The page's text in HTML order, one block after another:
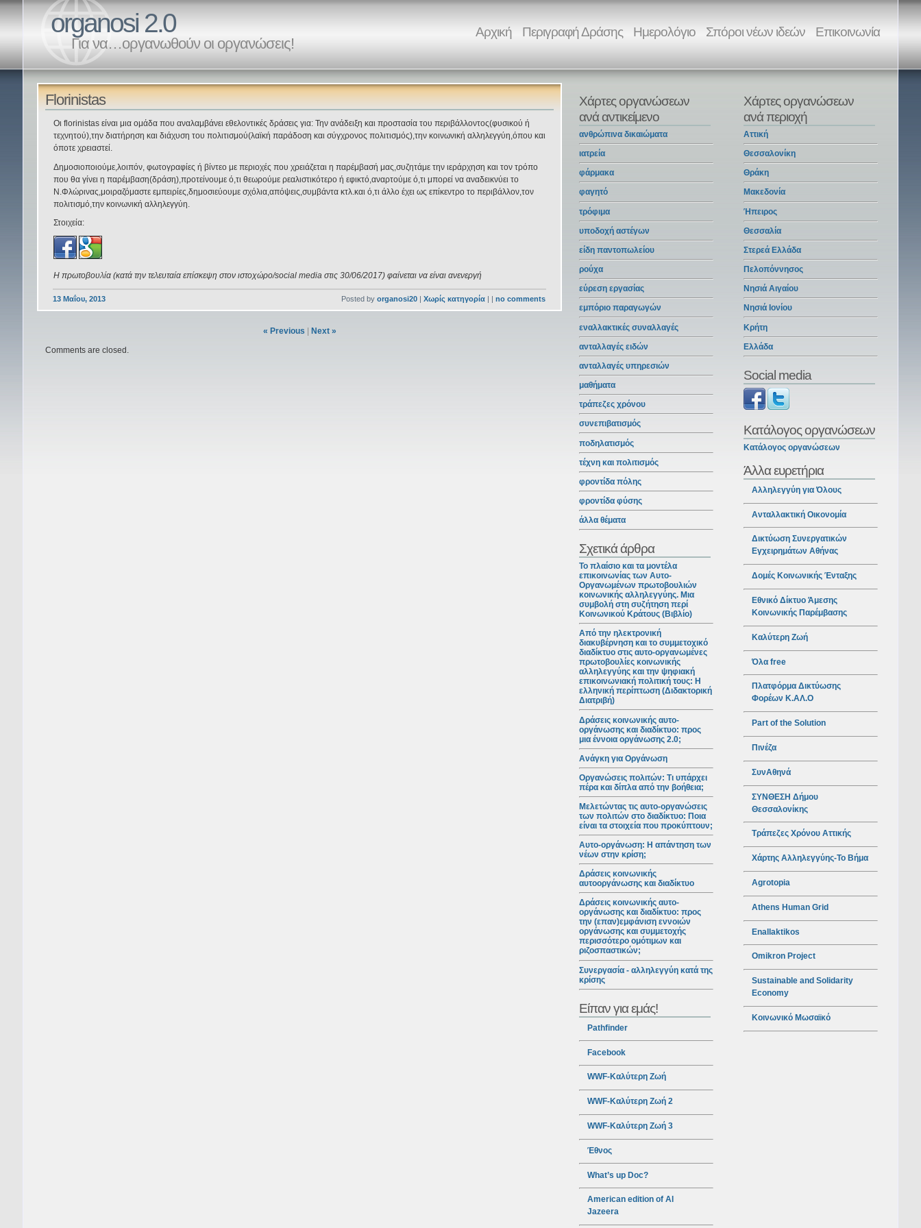
organosi 2.0
Για να…οργανωθούν οι οργανώσεις!
Αρχική Περιγραφή Δράσης Ημερολόγιο Σπόροι νέων ιδεών Επικοινωνία
Florinistas
Οι florinistas είναι μια ομάδα που αναλαμβάνει εθελοντικές δράσεις για: Την ανάδειξη και προστασία του περιβάλλοντος(φυσικού ή
τεχνητού),την διατήρηση και διάχυση του πολιτισμού(λαϊκή παράδοση και σύγχρονος πολιτισμός),την κοινωνική αλληλεγγύη,όπου και
όποτε χρειαστεί.
Δημοσιοποιούμε,λοιπόν, φωτογραφίες ή βίντεο με περιοχές που χρειάζεται η παρέμβασή μας,συζητάμε την ιεράρχηση και τον τρόπο
που θα γίνει η παρέμβαση(δράση),προτείνουμε ό,τι θεωρούμε ρεαλιστικότερο ή εφικτό,αναρτούμε ό,τι μπορεί να αναδεικνύει το
Ν.Φλώρινας,μοιραζόμαστε εμπειρίες,δημοσιεύουμε σχόλια,απόψεις,συμβάντα κτλ.και ό,τι άλλο έχει ως επίκεντρο το περιβάλλον,τον
πολιτισμό,την κοινωνική αλληλεγγύη.
Στοιχεία:
Η πρωτοβουλία (κατά την τελευταία επίσκεψη στον ιστοχώρο/social media στις 30/06/2017) φαίνεται να είναι ανενεργή
13 Μαΐου, 2013 Posted byorganosi20 |Χωρίς κατηγορία | |no comments
« Previous
Next »
Comments are closed.
Χάρτες οργανώσεων
ανά αντικείμενο
ανθρώπινα δικαιώματα
ιατρεία
φάρμακα
φαγητό
τρόφιμα
υποδοχή αστέγων
είδη παντοπωλείου
ρούχα
εύρεση εργασίας
εμπόριο παραγωγών
εναλλακτικές συναλλαγές
ανταλλαγές ειδών
ανταλλαγές υπηρεσιών
μαθήματα
τράπεζες χρόνου
συνεπιβατισμός
ποδηλατισμός
τέχνη και πολιτισμός
φροντίδα πόλης
φροντίδα φύσης
άλλα θέματα
Σχετικά άρθρα
Το πλαίσιο και τα μοντέλα
επικοινωνίας των Αυτο-
Οργανωμένων πρωτοβουλιών
κοινωνικής αλληλεγγύης. Μια
συμβολή στη συζήτηση περί
Κοινωνικού Κράτους (Βιβλίο)
Από την ηλεκτρονική
διακυβέρνηση και το συμμετοχικό
διαδίκτυο στις αυτο-οργανωμένες
πρωτοβουλίες κοινωνικής
αλληλεγγύης και την ψηφιακή
επικοινωνιακή πολιτική τους: Η
ελληνική περίπτωση (Διδακτορική
Διατριβή)
Δράσεις κοινωνικής αυτο-
οργάνωσης και διαδίκτυο: προς
μια έννοια οργάνωσης 2.0;
Ανάγκη για Οργάνωση
Οργανώσεις πολιτών: Τι υπάρχει
πέρα και δίπλα από την βοήθεια;
Μελετώντας τις αυτο-οργανώσεις
των πολιτών στο διαδίκτυο: Ποια
είναι τα στοιχεία που προκύπτουν;
Αυτο-οργάνωση: Η απάντηση των
νέων στην κρίση;
Δράσεις κοινωνικής
αυτοοργάνωσης και διαδίκτυο
Δράσεις κοινωνικής αυτο-
οργάνωσης και διαδίκτυο: προς
την (επαν)εμφάνιση εννοιών
οργάνωσης και συμμετοχής
περισσότερο ομότιμων και
ριζοσπαστικών;
Συνεργασία - αλληλεγγύη κατά της
κρίσης
Είπαν για εμάς!
Pathfinder
Facebook
WWF-Καλύτερη Ζωή
WWF-Καλύτερη Ζωή 2
WWF-Καλύτερη Ζωή 3
Έθνος
What’s up Doc?
American edition of Al
Jazeera
Χάρτες οργανώσεων
ανά περιοχή
Αττική
Θεσσαλονίκη
Θράκη
Μακεδονία
Ήπειρος
Θεσσαλία
Στερεά Ελλάδα
Πελοπόννησος
Νησιά Αιγαίου
Νησιά Ιονίου
Κρήτη
Ελλάδα
Social media
Κατάλογος οργανώσεων
Κατάλογος οργανώσεων
Άλλα ευρετήρια
Αλληλεγγύη για Όλους
Ανταλλακτική Οικονομία
Δικτύωση Συνεργατικών
Εγχειρημάτων Αθήνας
Δομές Κοινωνικής Ένταξης
Εθνικό Δίκτυο Άμεσης
Κοινωνικής Παρέμβασης
Καλύτερη Ζωή
Όλα free
Πλατφόρμα Δικτύωσης
Φορέων Κ.ΑΛ.Ο
Part of the Solution
Πινέζα
ΣυνΑθηνά
ΣΥΝΘΕΣΗ Δήμου
Θεσσαλονίκης
Τράπεζες Χρόνου Αττικής
Χάρτης Αλληλεγγύης-Το Βήμα
Agrotopia
Athens Human Grid
Enallaktikos
Omikron Project
Sustainable and Solidarity
Economy
Κοινωνικό Μωσαϊκό